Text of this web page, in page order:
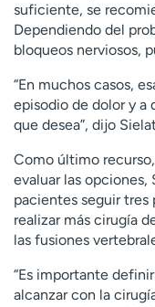
suficiente, se
Dependiendo del
bloqueos nerviosos,
“En muchos casos,
episodio de dolor y a
que desea”, dijo
Como último
evaluar las
pacientes seguir
realizar más cirugía
las fusiones
“Es importante
alcanzar con la